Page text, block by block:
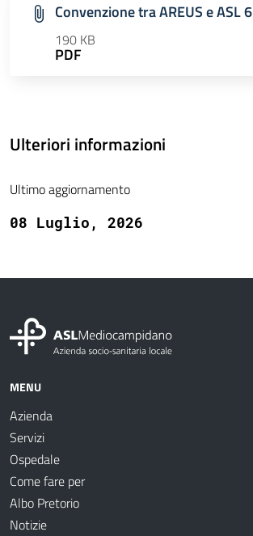
Convenzione tra AREUS e ASL 6
190 KB
PDF
Ulteriori informazioni
Ultimo aggiornamento
08 Luglio, 2026
MENU
Azienda
Servizi
Ospedale
Come fare per
Albo Pretorio
Notizie